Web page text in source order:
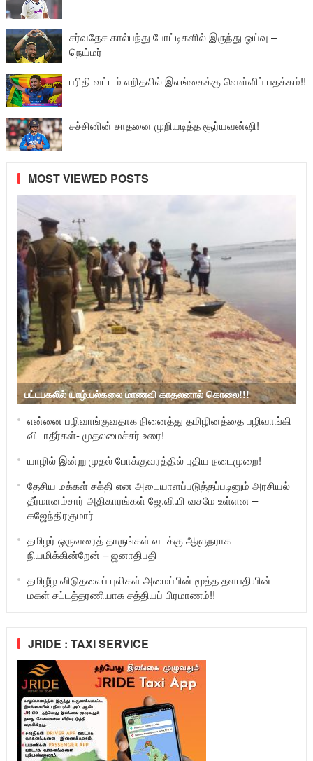
சர்வதேச கால்பந்து போட்டிகளில் இருந்து ஓய்வு –
நெய்மர்
பரிதி வட்டம் எறிதலில் இலங்கைக்கு வௌ்ளிப் பதக்கம்!!
சச்சினின் சாதனை முறியடித்த சூர்யவன்ஷி!
MOST VIEWED POSTS
பட்டபகலில் யாழ்.பல்கலை மாணவி காதலனால் கொலை!!!
என்னை பழிவாங்குவதாக நினைத்து தமிழினத்தை பழிவாங்கி
விடாதீர்கள்- முதலமைச்சர் உரை!
யாழில் இன்று முதல் போக்குவரத்தில் புதிய நடைமுறை!
தேசிய மக்கள் சக்தி என அடையாளப்படுத்தப்படினும் அரசியல்
தீர்மானம்சார் அதிகாரங்கள் ஜே.வி.பி வசமே உள்ளன –
கஜேந்திரகுமார்
தமிழர் ஒருவரைத் தாருங்கள் வடக்கு ஆளுநராக
நியமிக்கின்றேன் – ஜனாதிபதி
தமிழீழ விடுதலைப் புலிகள் அமைப்பின் மூத்த தளபதியின்
மகள் சட்டத்தரணியாக சத்தியப் பிரமாணம்!!
JRIDE : TAXI SERVICE